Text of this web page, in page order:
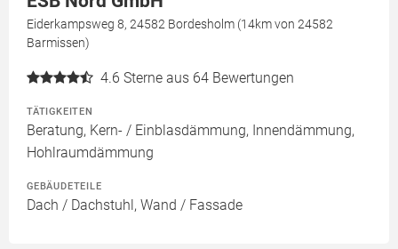
Eiderkampsweg 8, 24582 Bordesholm (14km von 24582
Barmissen)
4.6 Sterne aus 64 Bewertungen
TÄTIGKEITEN
Beratung, Kern- / Einblasdämmung, Innendämmung,
Hohlraumdämmung
GEBÄUDETEILE
Dach / Dachstuhl, Wand / Fassade